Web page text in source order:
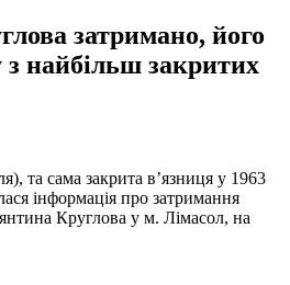
затримано, його
найбільш закритих
та сама закрита в’язниця у 1963
інформація про затримання
Круглова у м. Лімасол, на